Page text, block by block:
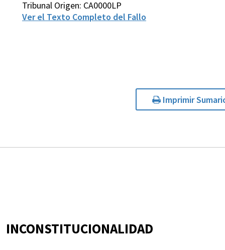
Tribunal Origen: CA0000LP
Ver el Texto Completo del Fallo
Imprimir
INCONSTITUCIONALIDAD